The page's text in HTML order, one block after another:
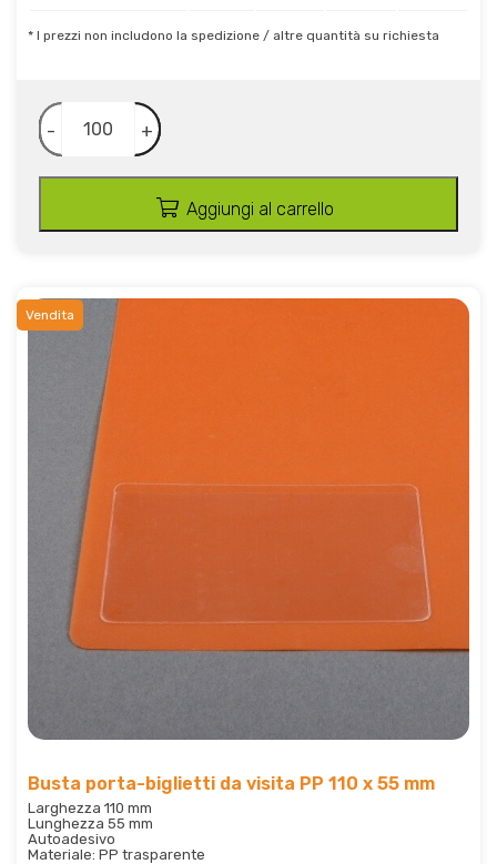
* I prezzi non includono la spedizione / altre quantità su richiesta
- +
Aggiungi al carrello
Vendita
Busta porta-biglietti da visita PP 110 x 55 mm
Larghezza 110 mm
Lunghezza 55 mm
Autoadesivo
Materiale: PP trasparente